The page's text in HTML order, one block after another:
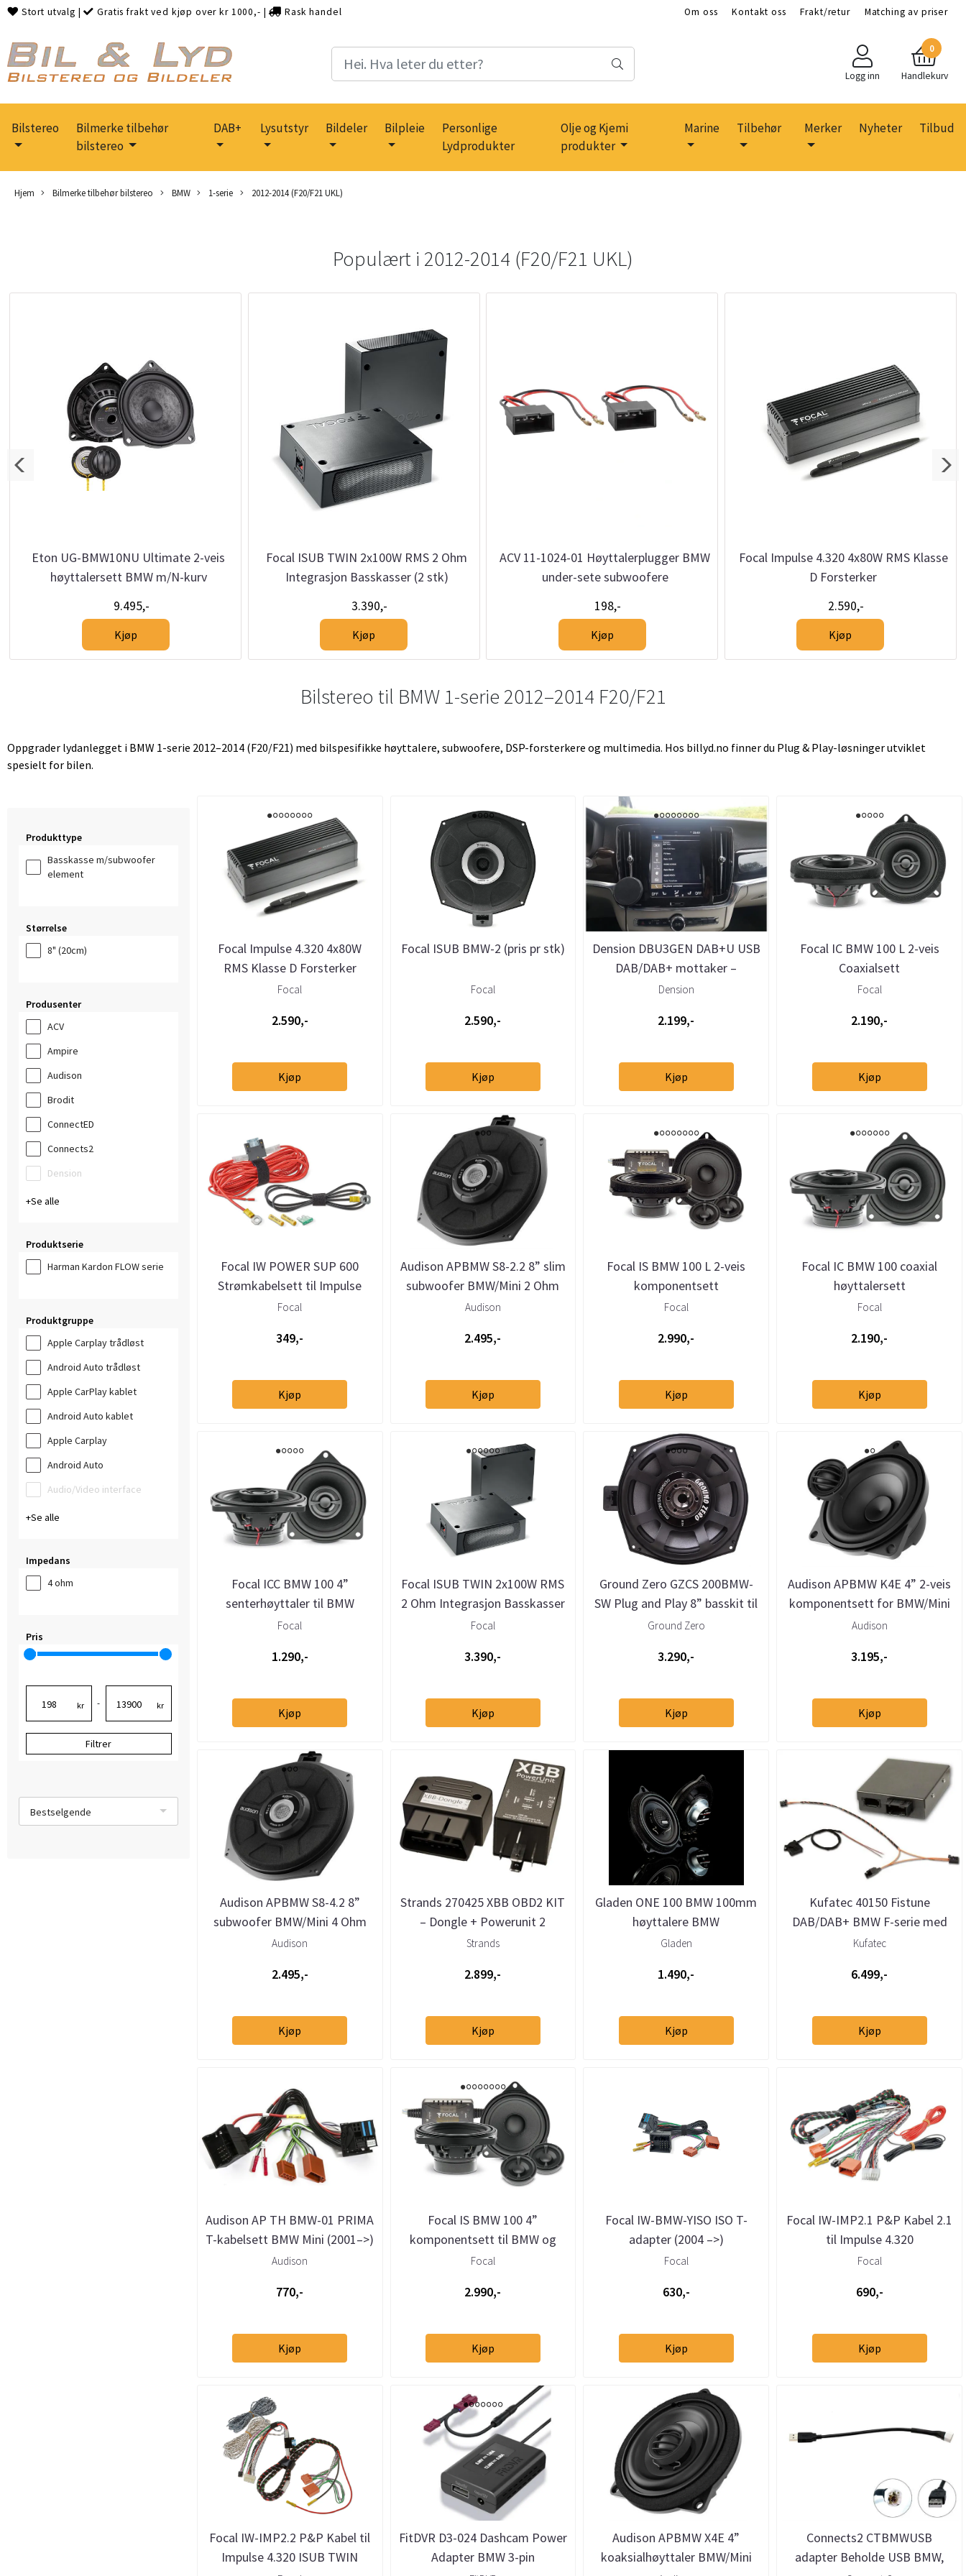
Stort utvalg | Gratis frakt ved kjøp over kr 1000,- | Rask handel Om oss Kontakt oss Frakt/retur Matching av priser
Logg inn
0
Handlekurv
Bilstereo
Bilmerke tilbehør
bilstereo
DAB+ Lysutstyr Bildeler Bilpleie
Personlige
Lydprodukter
Olje og Kjemi
produkter
Marine Tilbehør Merker Nyheter Tilbud
Hjem Bilmerke tilbehør bilstereo BMW 1-serie 2012-2014 (F20/F21 UKL)
Populært i 2012-2014 (F20/F21 UKL)
Eton UG-BMW10NU Ultimate 2-veis
høyttalersett BMW m/N-kurv
9.495,-
Kjøp
Focal ISUB TWIN 2x100W RMS 2 Ohm
Integrasjon Basskasser (2 stk)
3.390,-
Kjøp
ACV 11-1024-01 Høyttalerplugger BMW
under-sete subwoofere
198,-
Kjøp
Focal Impulse 4.320 4x80W RMS Klasse
D Forsterker
2.590,-
Kjøp
Bilstereo til BMW 1-serie 2012–2014 F20/F21
Oppgrader lydanlegget i BMW 1-serie 2012–2014 (F20/F21) med bilspesifikke høyttalere, subwoofere, DSP-forsterkere og multimedia. Hos billyd.no finner du Plug & Play-løsninger utviklet
spesielt for bilen.
Produkttype
Basskasse m/subwoofer
element
Størrelse
8" (20cm)
Produsenter
ACV
Ampire
Audison
Brodit
ConnectED
Connects2
Dension
Se alle
Produktserie
Harman Kardon FLOW serie
Produktgruppe
Apple Carplay trådløst
Android Auto trådløst
Apple CarPlay kablet
Android Auto kablet
Apple Carplay
Android Auto
Audio/Video interface
Se alle
Impedans
4 ohm
Pris
kr - kr
Filtrer
Bestselgende
Focal Impulse 4.320 4x80W
RMS Klasse D Forsterker
Focal
2.590,-
Kjøp
Focal ISUB BMW-2 (pris pr stk)
Focal
2.590,-
Kjøp
Dension DBU3GEN DAB+U USB
DAB/DAB+ mottaker –
helintegrert DAB via USB
Dension
2.199,-
Kjøp
Focal IC BMW 100 L 2-veis
Coaxialsett
Focal
2.190,-
Kjøp
Focal IW POWER SUP 600
Strømkabelsett til Impulse
4.320
Focal
349,-
Kjøp
Audison APBMW S8-2.2 8” slim
subwoofer BMW/Mini 2 Ohm
(stk)
Audison
2.495,-
Kjøp
Focal IS BMW 100 L 2-veis
komponentsett
Focal
2.990,-
Kjøp
Focal IC BMW 100 coaxial
høyttalersett
Focal
2.190,-
Kjøp
Focal ICC BMW 100 4”
senterhøyttaler til BMW
Focal
1.290,-
Kjøp
Focal ISUB TWIN 2x100W RMS
2 Ohm Integrasjon Basskasser
(2 stk)
Focal
3.390,-
Kjøp
Ground Zero GZCS 200BMW-
SW Plug and Play 8” basskit til
BMW
Ground Zero
3.290,-
Kjøp
Audison APBMW K4E 4” 2-veis
komponentsett for BMW/Mini
stor kurv
Audison
3.195,-
Kjøp
Audison APBMW S8-4.2 8”
subwoofer BMW/Mini 4 Ohm
(stk)
Audison
2.495,-
Kjøp
Strands 270425 XBB OBD2 KIT
– Dongle + Powerunit 2
ekstralysadapter
Strands
2.899,-
Kjøp
Gladen ONE 100 BMW 100mm
høyttalere BMW
Gladen
1.490,-
Kjøp
Kufatec 40150 Fistune
DAB/DAB+ BMW F-serie med
CiC Business/Professional
Kufatec
6.499,-
Kjøp
Audison AP TH BMW-01 PRIMA
T-kabelsett BMW Mini (2001–>)
Audison
770,-
Kjøp
Focal IS BMW 100 4”
komponentsett til BMW og
MINI
Focal
2.990,-
Kjøp
Focal IW-BMW-YISO ISO T-
adapter (2004 –>)
Focal
630,-
Kjøp
Focal IW-IMP2.1 P&P Kabel 2.1
til Impulse 4.320
Focal
690,-
Kjøp
Focal IW-IMP2.2 P&P Kabel til
Impulse 4.320 ISUB TWIN
FitDVR D3-024 Dashcam Power
Adapter BMW 3-pin
Audison APBMW X4E 4”
koaksialhøyttaler BMW/Mini
Connects2 CTBMWUSB
adapter Beholde USB BMW,